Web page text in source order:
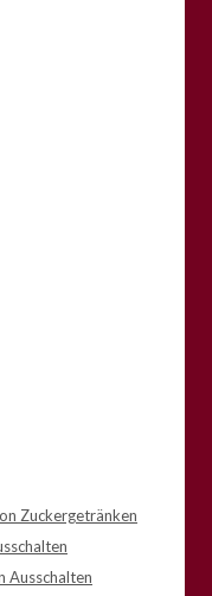
Zuckergetränken
Ausschalten